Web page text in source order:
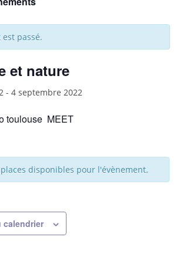
passé.
et nature
-4 septembre 2022
toulouse MEET
disponibles pour l'évènement.
calendrier